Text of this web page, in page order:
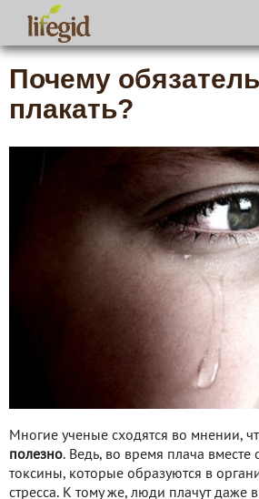
Почему
плакать?
Многие ученые сходятся во мнении,
полезно. Ведь, во время плача вместе
токсины, которые образуются в
стресса. К тому же, люди плачут даже